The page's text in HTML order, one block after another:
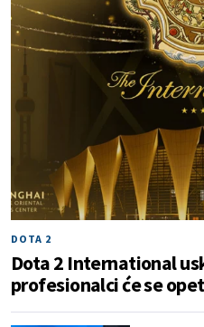
DOTA 2
Dota 2 International
profesionalci će se